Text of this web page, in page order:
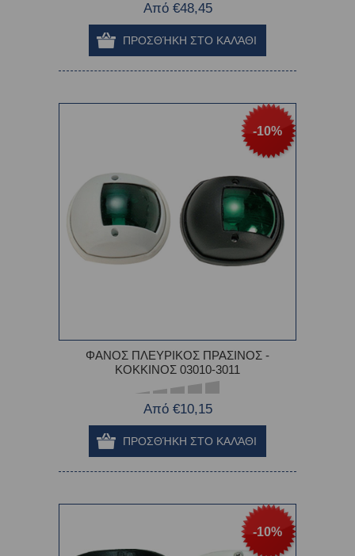
Από €48,45
-10%
ΦΑΝΟΣ ΠΛΕΥΡΙΚΟΣ ΠΡΑΣΙΝΟΣ -
ΚΟΚΚΙΝΟΣ 03010-3011
Από €10,15
-10%